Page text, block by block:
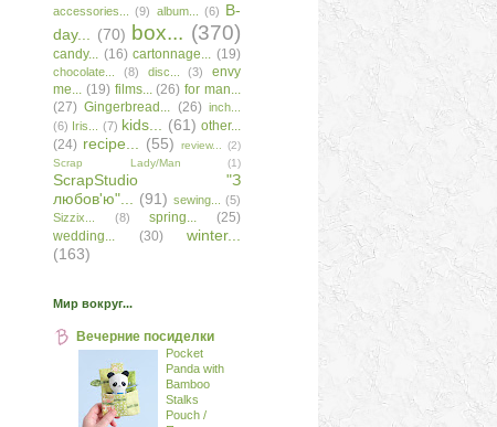
accessories...
(9) album... (6) B-
day...
(70) box... (370)
candy... (16) cartonnage... (19)
chocolate... (8) disc... (3)
envy
me... (19) films... (26) for man...
(27) Gingerbread... (26) inch...
(6) Iris... (7) kids... (61) other...
(24) recipe... (55) review...
(2)
Scrap Lady/Man
(1)
ScrapStudio "З
любов'ю"...
(91) sewing...
(5)
Sizzix...
(8) spring...
(25)
wedding...
(30)
winter...
(163)
Мир вокруг...
Вечерние посиделки
Pocket
Panda with
Bamboo
Stalks
Pouch /